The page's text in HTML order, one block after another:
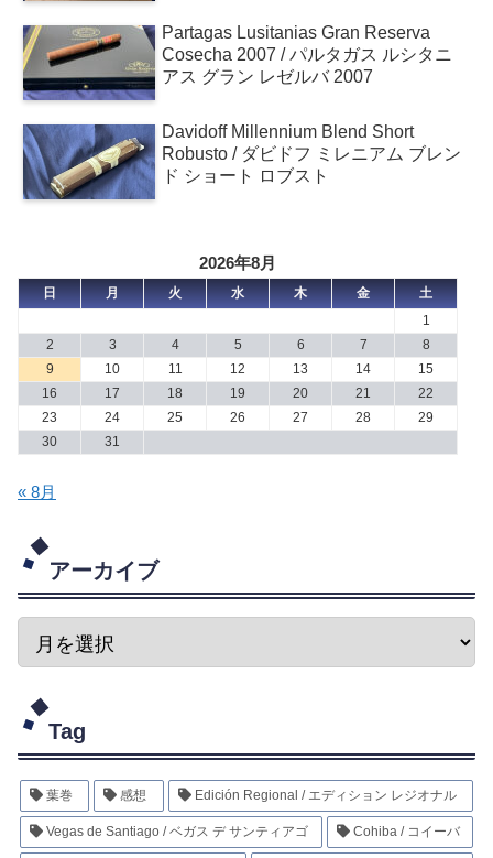
Partagas Lusitanias Gran Reserva
Cosecha 2007 / パルタガス ルシタニ
アス グラン レゼルバ 2007
Davidoff Millennium Blend Short
Robusto / ダビドフ ミレニアム ブレン
ド ショート ロブスト
2026年8月
日 月 火 水 木 金
土
1
2
3 4 5 6 7
8
9
10 11 12 13 14
15
16
17 18 19 20 21
22
23
24 25 26 27 28
29
30
31
« 8月
アーカイブ
Tag
葉巻 感想 Edición Regional / エディション レジオナル
Vegas de Santiago / ベガス デ サンティアゴ Cohiba / コイーバ